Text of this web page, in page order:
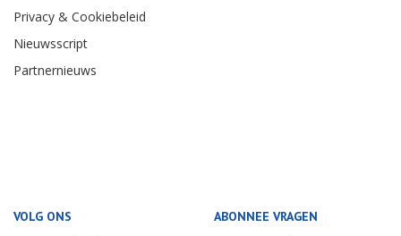
Privacy & Cookiebeleid
Nieuwsscript
Partnernieuws
VOLG ONS ABONNEE VRAGEN